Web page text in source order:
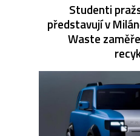
Studenti
představují v
Waste